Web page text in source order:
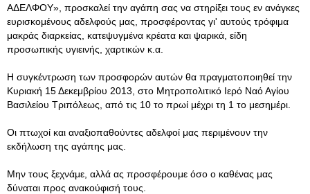
ΑΔΕΛΦΟΥ», προσκαλεί την αγάπη σας να στηρίξει τους εν ανάγκες
ευρισκομένους αδελφούς μας, προσφέροντας γι' αυτούς τρόφιμα
μακράς διαρκείας, κατεψυγμένα κρέατα και ψαρικά, είδη
προσωπικής υγιεινής, χαρτικών κ.α.
Η συγκέντρωση των προσφορών αυτών θα πραγματοποιηθεί την
Κυριακή 15 Δεκεμβρίου 2013, στο Μητροπολιτικό Ιερό Ναό Αγίου
Βασιλείου Τριπόλεως, από τις 10 το πρωί μέχρι τη 1 το μεσημέρι.
Οι πτωχοί και αναξιοπαθούντες αδελφοί μας περιμένουν την
εκδήλωση της αγάπης μας.
Μην τους ξεχνάμε, αλλά ας προσφέρουμε όσο ο καθένας μας
δύναται προς ανακούφισή τους.